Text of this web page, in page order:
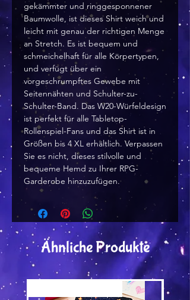
gekämmter und ringgesponnener
Baumwolle, ist dieses Shirt weich und
leicht mit genau der richtigen Menge
an Stretch. Es ist bequem und
schmeichelhaft für alle Körpertypen,
und verfügt über ein
vorgeschrumpftes Gewebe mit
Seitennähten und Schulter-zu-
Schulter-Band. Das W20-Würfeldesign
ist perfekt für alle Tabletop-
Rollenspiel-Fans und das Shirt ist in
Größen bis 4 XL erhältlich. Verpassen
Sie es nicht, dieses stilvolle und
bequeme Hemd zu Ihrer RPG-
Garderobe hinzuzufügen.
Ähnliche Produkte